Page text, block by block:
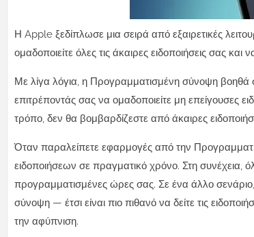
Η Apple ξεδίπλωσε μια σειρά από εξαιρετικές
ομαδοποιείτε όλες τις άκαιρες ειδοποιήσεις σας
Με λίγα λόγια, η Προγραμματισμένη σύνοψη
επιτρέποντάς σας να ομαδοποιείτε μη επείγουσες
τρόπο, δεν θα βομβαρδίζεστε από άκαιρες
Όταν παραλείπετε εφαρμογές από την
ειδοποιήσεων σε πραγματικό χρόνο. Στη συνέχεια,
προγραμματισμένες ώρες σας. Σε ένα άλλο
σύνοψη — έτσι είναι πιο πιθανό να δείτε τις
την αφύπνιση.